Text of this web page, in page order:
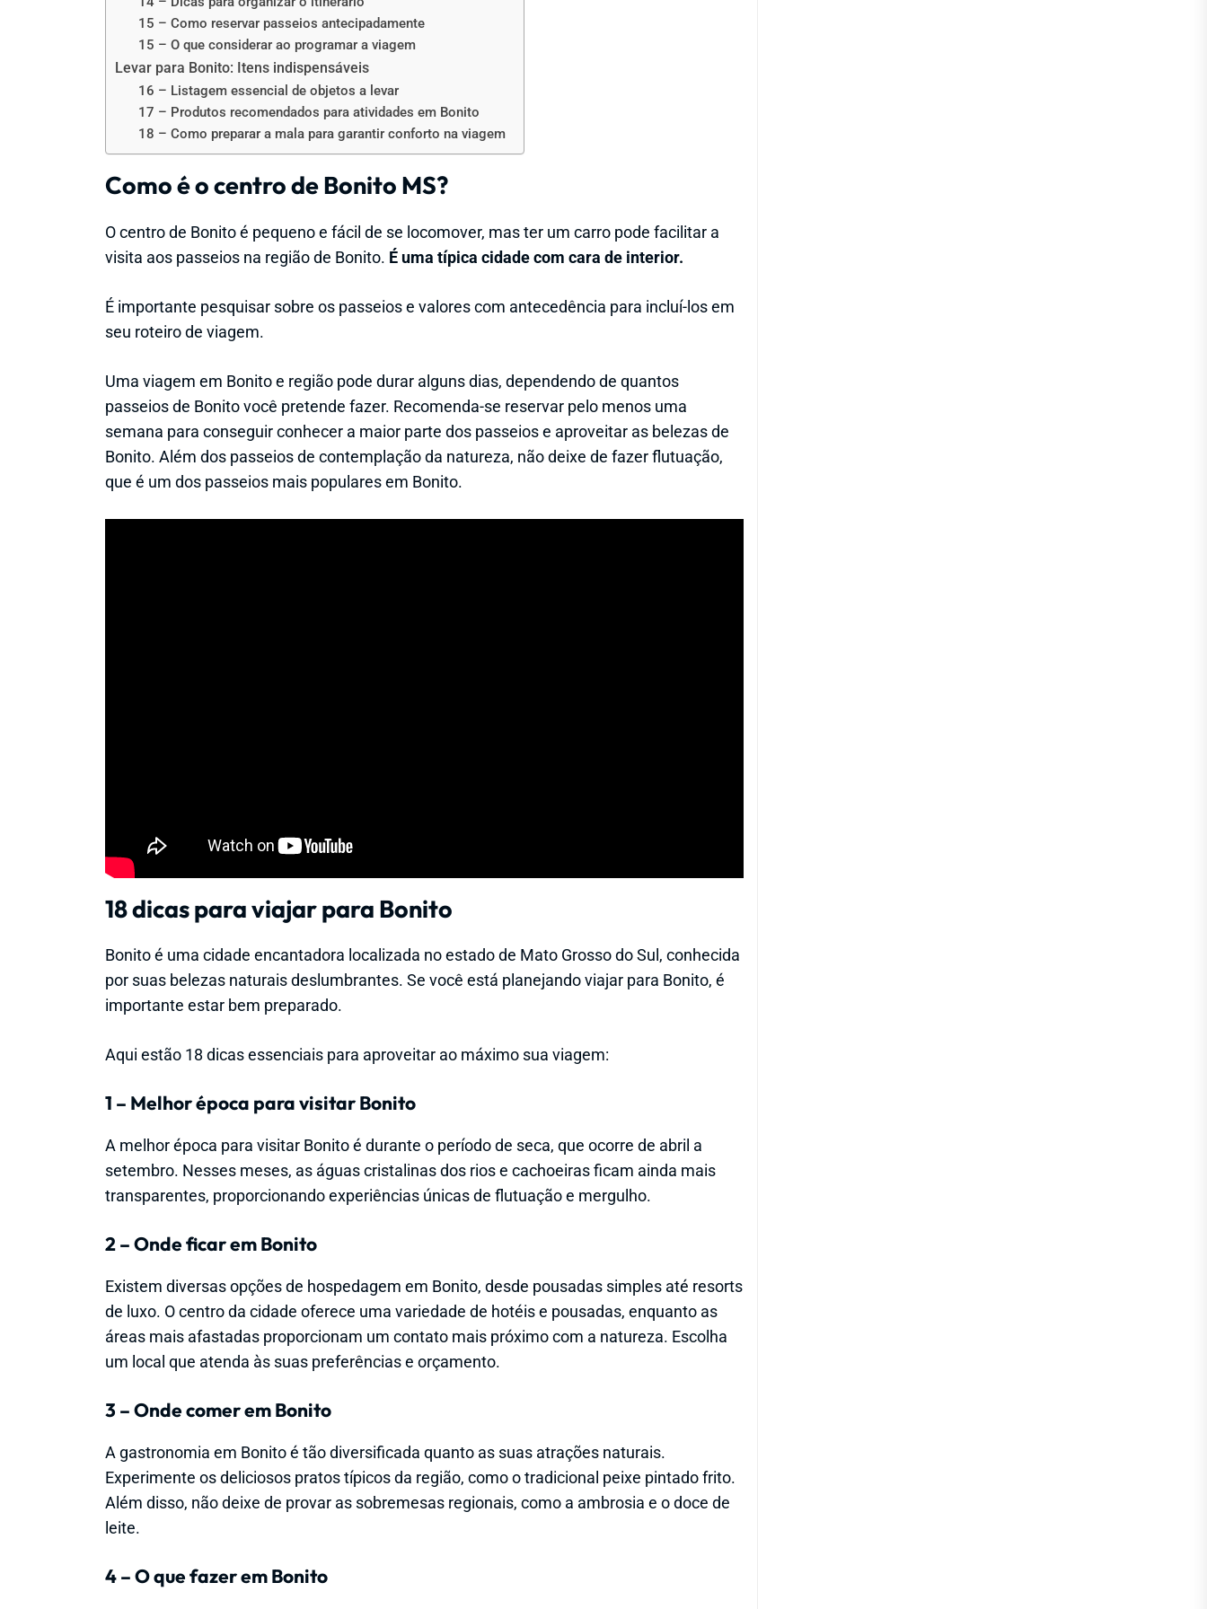
15 – Como reservar passeios antecipadamente
15 – O que considerar ao programar a viagem
Levar para Bonito: Itens indispensáveis
16 – Listagem essencial de objetos a levar
17 – Produtos recomendados para atividades em Bonito
18 – Como preparar a mala para garantir conforto na viagem
Como é o centro de Bonito MS?
O centro de Bonito é pequeno e fácil de se locomover, mas ter um carro pode facilitar a
visita aos passeios na região de Bonito. É uma típica cidade com cara de interior.
É importante pesquisar sobre os passeios e valores com antecedência para incluí-los em
seu roteiro de viagem.
Uma viagem em Bonito e região pode durar alguns dias, dependendo de quantos
passeios de Bonito você pretende fazer. Recomenda-se reservar pelo menos uma
semana para conseguir conhecer a maior parte dos passeios e aproveitar as belezas de
Bonito. Além dos passeios de contemplação da natureza, não deixe de fazer flutuação,
que é um dos passeios mais populares em Bonito.
18 dicas para viajar para Bonito
Bonito é uma cidade encantadora localizada no estado de Mato Grosso do Sul, conhecida
por suas belezas naturais deslumbrantes. Se você está planejando viajar para Bonito, é
importante estar bem preparado.
Aqui estão 18 dicas essenciais para aproveitar ao máximo sua viagem:
1 – Melhor época para visitar Bonito
A melhor época para visitar Bonito é durante o período de seca, que ocorre de abril a
setembro. Nesses meses, as águas cristalinas dos rios e cachoeiras ficam ainda mais
transparentes, proporcionando experiências únicas de flutuação e mergulho.
2 – Onde ficar em Bonito
Existem diversas opções de hospedagem em Bonito, desde pousadas simples até resorts
de luxo. O centro da cidade oferece uma variedade de hotéis e pousadas, enquanto as
áreas mais afastadas proporcionam um contato mais próximo com a natureza. Escolha
um local que atenda às suas preferências e orçamento.
3 – Onde comer em Bonito
A gastronomia em Bonito é tão diversificada quanto as suas atrações naturais.
Experimente os deliciosos pratos típicos da região, como o tradicional peixe pintado frito.
Além disso, não deixe de provar as sobremesas regionais, como a ambrosia e o doce de
leite.
4 – O que fazer em Bonito